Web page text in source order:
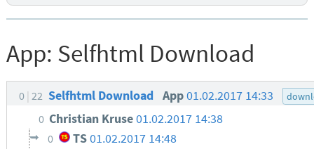
App: Selfhtml Download
0 22 Selfhtml Download App01.02.2017 14:33
0 Christian Kruse01.02.2017 14:38
0 TS 01.02.2017 14:48